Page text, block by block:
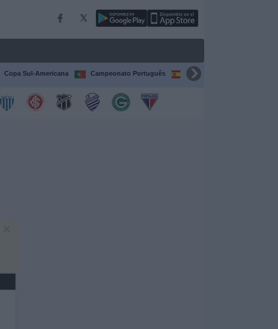
Copa Sul-Americana Campeonato Português Campeonato Espanhol